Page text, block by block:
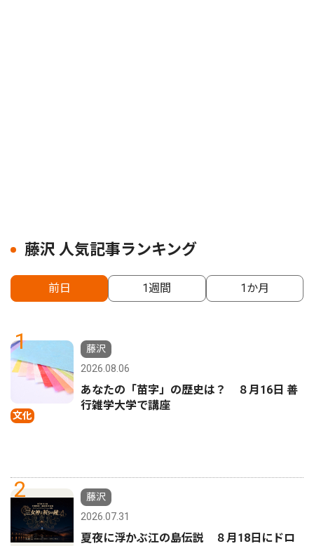
藤沢 人気記事ランキング
前日 1週間 1か月
1
文化
藤沢
2026.08.06
あなたの「苗字」の歴史は？ ８月16日 善
行雑学大学で講座
2
藤沢
2026.07.31
夏夜に浮かぶ江の島伝説 ８月18日にドロ